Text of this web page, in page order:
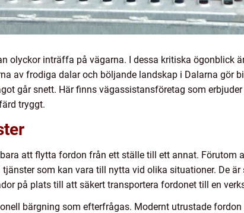
olyckor inträffa på vägarna. I dessa kritiska ögonblick
av frodiga dalar och böljande landskap i Dalarna gör
går snett. Här finns vägassistansföretag som
tryggt.
att flytta fordon från ett ställe till ett annat. Förutom
som kan vara till nytta vid olika situationer. De
på plats till att säkert transportera fordonet till en
bärgning som efterfrågas. Modernt utrustade